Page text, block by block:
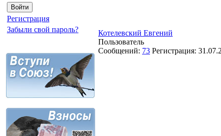
Регистрация
Забыли свой пароль?
Котелевский Евгений
Пользователь
Сообщений: 73 Регистрация: